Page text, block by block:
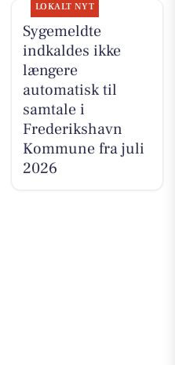
LOKALT NYT
Sygemeldte
indkaldes ikke
længere
automatisk til
samtale i
Frederikshavn
Kommune fra juli
2026